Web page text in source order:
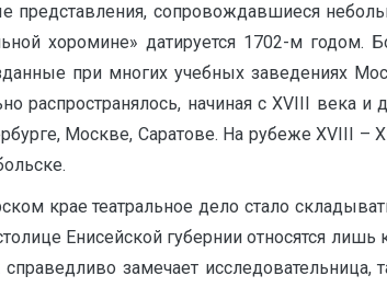
представления, сопровождавшиеся
хоромине» датируется 1702-м
при многих учебных заведениях
распространялось, начиная с XVIII века
Москве, Саратове. На рубеже XVIII
крае театральное дело стало
Енисейской губернии относятся
замечает исследовательница,